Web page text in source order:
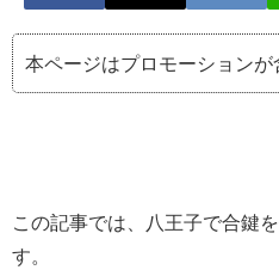
本ページはプロモーションが
この記事では、八王子で合鍵
す。